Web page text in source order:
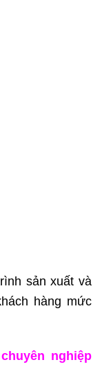
sản xuất và
hàng mức
nghiệp